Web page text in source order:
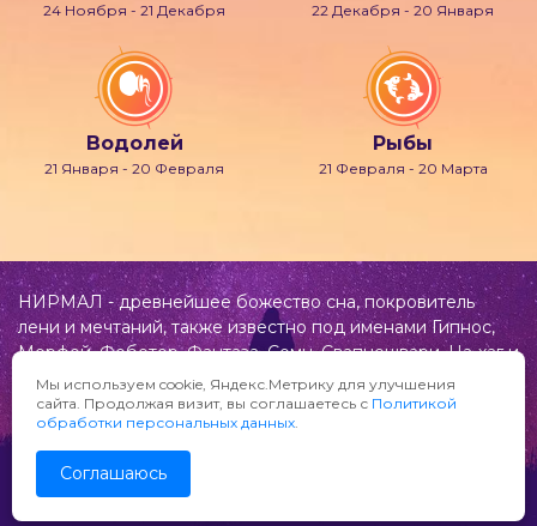
24 Ноября - 21 Декабря 22 Декабря - 20 Января
Водолей
21 Января - 20 Февраля
Рыбы
21 Февраля - 20 Марта
НИРМАЛ - древнейшее божество сна, покровитель
лени и мечтаний, также известно под именами Гипнос,
Морфей, Фобетор, Фантаза, Сомн, Свапнещвари, На-хаг и
др.
Предложения и замечания по сайту «Нирмал»
направляйте по адресу:
© «Нирмал» 2010-2026
Мы используем cookie, Яндекс.Метрику для улучшения
сайта. Продолжая визит, вы соглашаетесь с Политикой
обработки персональных данных.
Соглашаюсь